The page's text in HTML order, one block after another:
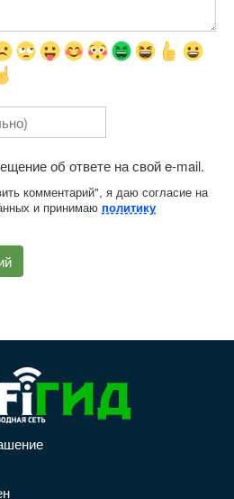
об ответе на свой e-mail.
комментарий", я даю согласие на
и принимаю политику